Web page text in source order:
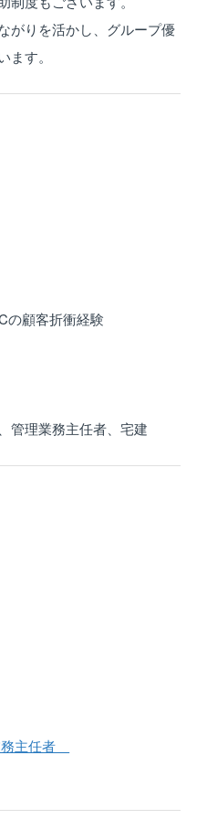
がりを活かし、グループ優
す。
の顧客折衝経験
管理業務主任者、宅建
主任者